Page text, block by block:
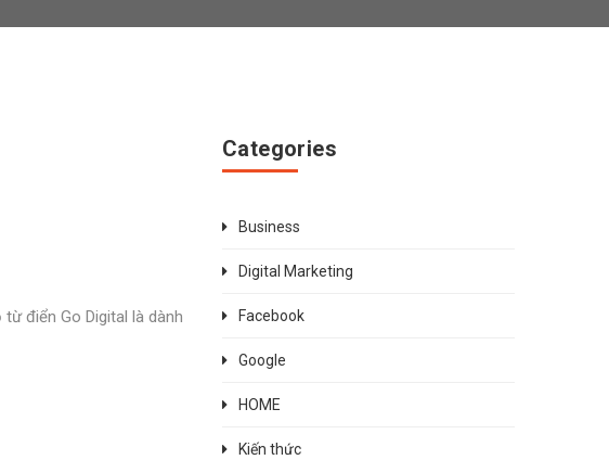
điển Go Digital là dành
Categories
Business
Digital Marketing
Facebook
Google
HOME
Kiến thức